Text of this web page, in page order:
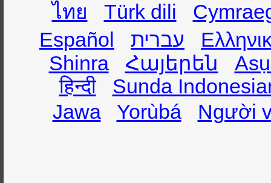
ไทย
Türk dili
Español
עברית
Shinra
Հայերեն
हिन्दी
Sunda
Jawa
Yorùbá Người